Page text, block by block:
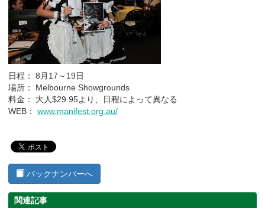
日程： 8月17～19日
場所： Melbourne Showgrounds
料金： 大人$29.95より、日程によって異なる
WEB： www.manifest.org.au/
バックナンバーへ
関連記事